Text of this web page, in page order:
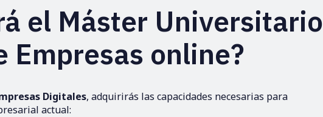
el Máster Universitario
Empresas online?
Digitales, adquirirás las capacidades necesarias para
actual: